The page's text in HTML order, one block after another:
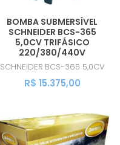
BOMBA SUBMERSÍVEL
SCHNEIDER BCS-365
5,0CV TRIFÁSICO
220/380/440V
SCHNEIDER BCS-365 5,0CV
R$ 15.375,00